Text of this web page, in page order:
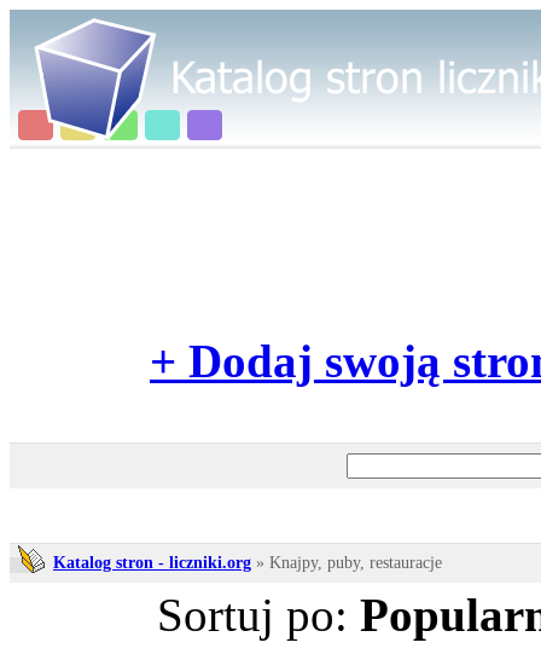
+ Dodaj swoją
Katalog stron - liczniki.org » Knajpy, puby, restauracje
Sortuj po: